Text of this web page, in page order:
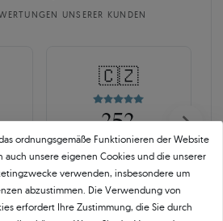
UNSERER KUNDEN
🇨🇿
252
Tschechien
ordnungsgemäße Funktionieren der Website
unsere eigenen Cookies und die unserer
verwenden, insbesondere um
abzustimmen. Die Verwendung von
erfordert Ihre Zustimmung, die Sie durch